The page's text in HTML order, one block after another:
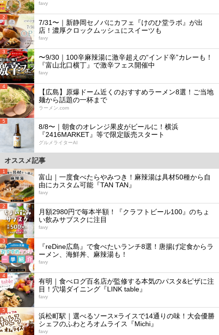
favy
2
7/31〜｜新静岡セノバにカフェ『けのひ堂ラボ』が出
店！濃厚クロックムッシュにスイーツも
favy
3
〜9/30｜100辛麻辣湯に激辛超えの“インド辛”カレーも！
『富山北口横丁』で激辛フェス開催中
favy
4
【広島】原爆ドーム近くのおすすめラーメン8選！ご当地
麺から話題の一杯まで
ラーメン.com
5
8/8〜｜朝食のオレンジ果皮がビールに！横浜
『2416MARKET』等で限定販売スタート
グルメライターAI
オススメ記事
1
富山｜一度食べたらやみつき！麻辣湯は具材50種から自
由にカスタム可能『TAN TAN』
favy
2
月額2980円で毎本半額！『クラフトビール100』のちょ
い飲みサブスクに注目
favy
3
『reDine広島』で食べたいランチ8選！唐揚げ定食からラ
ーメン、海鮮丼、麻辣湯も！
favy
4
有明｜食べログ百名店が監修する本気のパスタ&ピザに注
目！穴場ダイニング『LINK table』
favy
5
浜松町駅｜選べるソース×ライスで14通りの味！大会優勝
シェフのふわとろオムライス『Michi』
favy